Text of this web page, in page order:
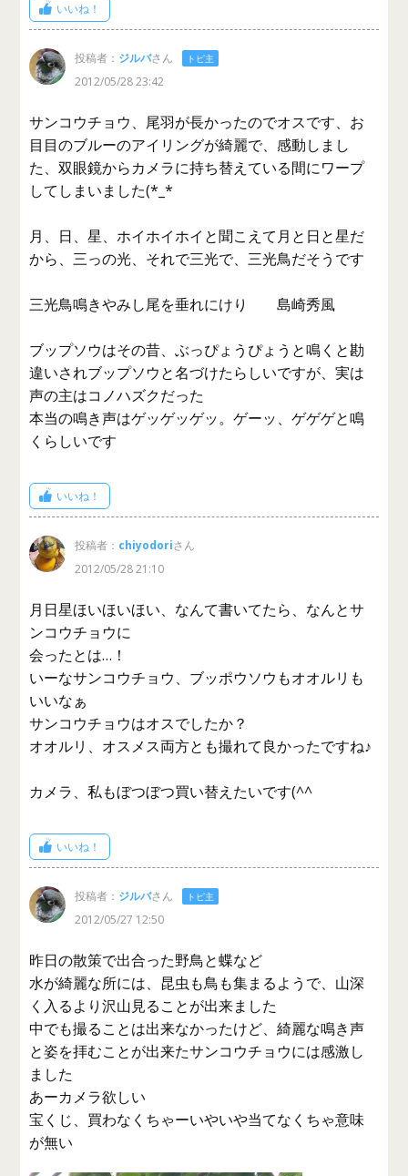
いいね！
投稿者： ジルバさん トピ主
2012/05/28 23:42
サンコウチョウ、尾羽が長かったのでオスです、お
目目のブルーのアイリングが綺麗で、感動しまし
た、双眼鏡からカメラに持ち替えている間にワープ
してしまいました(*_*
月、日、星、ホイホイホイと聞こえて月と日と星だ
から、三っの光、それで三光で、三光鳥だそうです
三光鳥鳴きやみし尾を垂れにけり 島崎秀風
ブップソウはその昔、ぶっぴょうぴょうと鳴くと勘
違いされブップソウと名づけたらしいですが、実は
声の主はコノハズクだった
本当の鳴き声はゲッゲッゲッ。ゲーッ、ゲゲゲと鳴
くらしいです
いいね！
投稿者： chiyodoriさん
2012/05/28 21:10
月日星ほいほいほい、なんて書いてたら、なんとサ
ンコウチョウに
会ったとは…！
いーなサンコウチョウ、ブッポウソウもオオルリも
いいなぁ
サンコウチョウはオスでしたか？
オオルリ、オスメス両方とも撮れて良かったですね♪
カメラ、私もぼつぼつ買い替えたいです(^^ゞ
いいね！
投稿者： ジルバさん トピ主
2012/05/27 12:50
昨日の散策で出合った野鳥と蝶など
水が綺麗な所には、昆虫も鳥も集まるようで、山深
く入るより沢山見ることが出来ました
中でも撮ることは出来なかったけど、綺麗な鳴き声
と姿を拝むことが出来たサンコウチョウには感激し
ました
あーカメラ欲しい
宝くじ、買わなくちゃーいやいや当てなくちゃ意味
が無い